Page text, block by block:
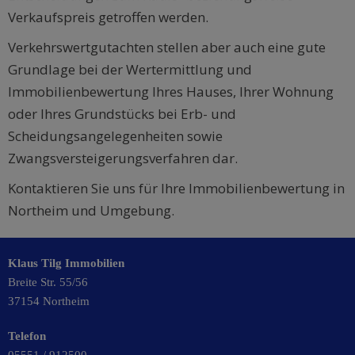
Verkaufspreis getroffen werden.
Verkehrswertgutachten stellen aber auch eine gute
Grundlage bei der Wertermittlung und
Immobilienbewertung Ihres Hauses, Ihrer Wohnung
oder Ihres Grundstücks bei Erb- und
Scheidungsangelegenheiten sowie
Zwangsversteigerungsverfahren dar.
Kontaktieren Sie uns für Ihre Immobilienbewertung in
Northeim und Umgebung.
Klaus Tilg Immobilien
Breite Str. 55/56
37154 Northeim
Telefon